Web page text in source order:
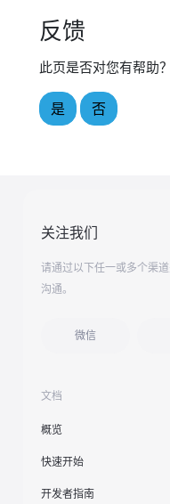
反馈
此页是否对您有帮助？
是 否
关注我们
请通过以下任一或多个渠
沟通。
微信
文档
概览
快速开始
开发者指南